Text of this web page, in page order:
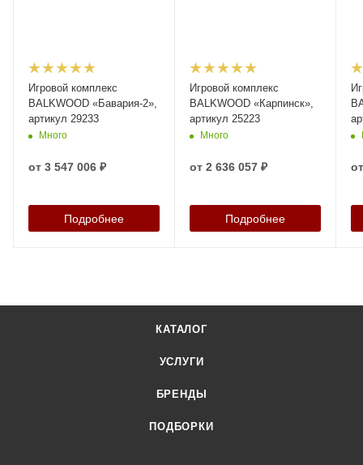
Игровой комплекс
BALKWOOD «Бавария-2»,
артикул 29233
Много
от 3 547 006 ₽
Подробнее
Игровой комплекс
BALKWOOD «Карпинск»,
артикул 25223
Много
от 2 636 057 ₽
Подробнее
КАТАЛОГ
УСЛУГИ
БРЕНДЫ
ПОДБОРКИ